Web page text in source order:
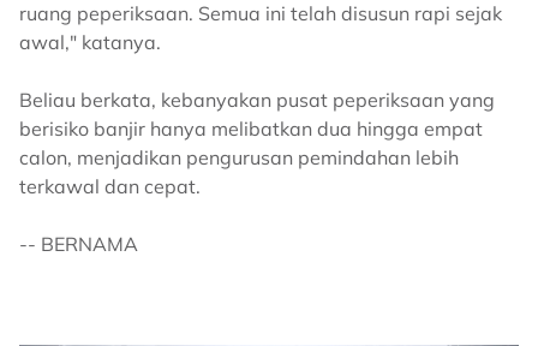
ruang peperiksaan. Semua ini telah disusun rapi sejak
awal," katanya.
Beliau berkata, kebanyakan pusat peperiksaan yang
berisiko banjir hanya melibatkan dua hingga empat
calon, menjadikan pengurusan pemindahan lebih
terkawal dan cepat.
-- BERNAMA